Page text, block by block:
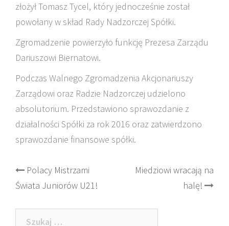
złożył Tomasz Tycel, który jednocześnie został
powołany w skład Rady Nadzorczej Spółki.
Zgromadzenie powierzyło funkcję Prezesa Zarządu
Dariuszowi Biernatowi.
Podczas Walnego Zgromadzenia Akcjonariuszy
Zarządowi oraz Radzie Nadzorczej udzielono
absolutorium. Przedstawiono sprawozdanie z
działalności Spółki za rok 2016 oraz zatwierdzono
sprawozdanie finansowe spółki.
Post
navigation
Polacy Mistrzami
Świata Juniorów U21!
Miedziowi wracają na
halę!
Szukaj: